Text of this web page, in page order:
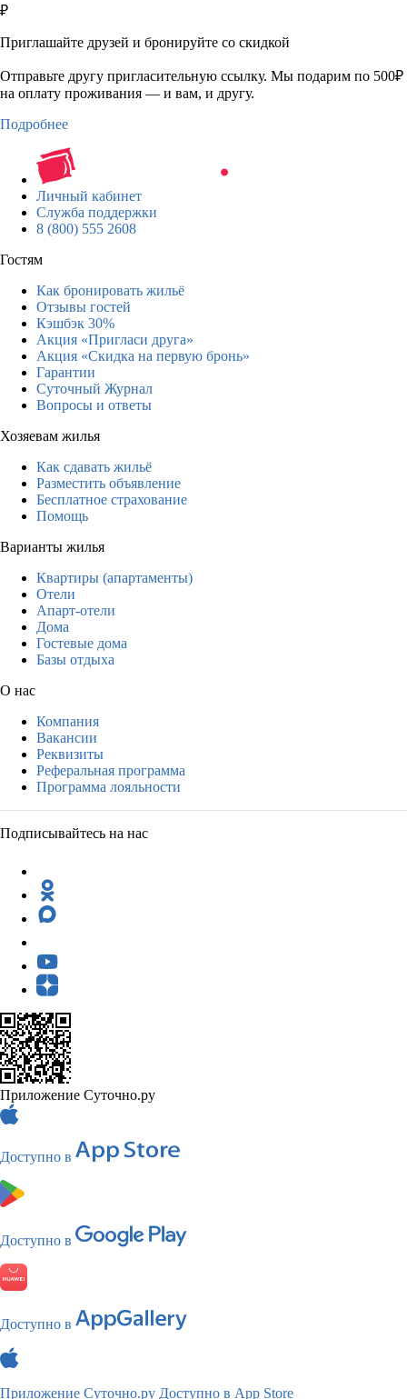
₽
Приглашайте друзей и бронируйте со скидкой
Отправьте другу пригласительную ссылку. Мы подарим по 500₽
на оплату проживания — и вам, и другу.
Подробнее
Личный кабинет
Служба поддержки
8 (800) 555 2608
Гостям
Как бронировать жильё
Отзывы гостей
Кэшбэк 30%
Акция «Пригласи друга»
Акция «Скидка на первую бронь»
Гарантии
Суточный Журнал
Вопросы и ответы
Хозяевам жилья
Как сдавать жильё
Разместить объявление
Бесплатное страхование
Помощь
Варианты жилья
Квартиры (апартаменты)
Отели
Апарт-отели
Дома
Гостевые дома
Базы отдыха
О нас
Компания
Вакансии
Реквизиты
Реферальная программа
Программа лояльности
Подписывайтесь на нас
Приложение Суточно.ру
Доступно в
Доступно в
Доступно в
Приложение Суточно.ру Доступно в App Store